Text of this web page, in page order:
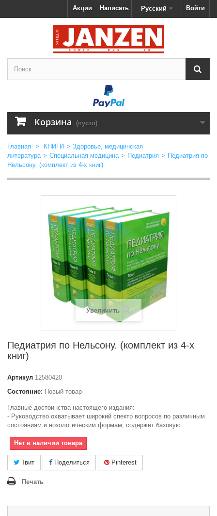
Войти
Русский
Написать
Акции
Корзина (пусто)
Главная > КНИГИ > Здоровье, медицинская
литература > Специальная медицина > Педиатрия > Педиатрия по
Нельсону. (комплект из 4-х книг)
Увеличить
Педиатрия по Нельсону. (комплект из 4-х
книг)
Артикул 12580420
Состояние: Новый товар
Главные достоинства настоящего издания:
- Руководство охватывает широкий спектр вопросов по различным
состояниям и нозологическим формам, содержит базовую
Нет в наличии товара
Твит Поделиться Pinterest
Печать